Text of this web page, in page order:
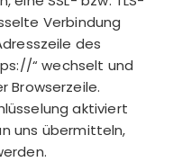
Verbindung
des
“ wechselt und
Browserzeile.
aktiviert
uns übermitteln,